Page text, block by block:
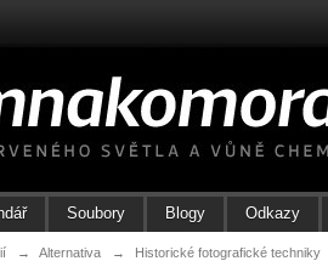
Soubory Blogy Odkazy
→ Alternativa → Historické fotografické techniky